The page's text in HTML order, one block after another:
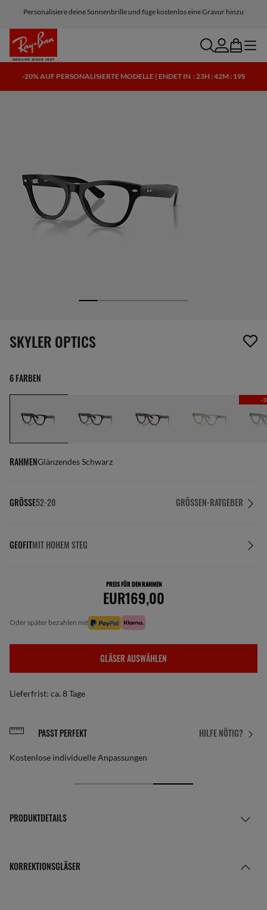
Personalisiere deine Sonnenbrille und füge kostenlos eine Gravur hinzu
searchaccount
bag menu
-20% AUF PERSONALISIERTE MODELLE | ENDET IN : 23H : 42M : 18S
1 Artikel wurde von deiner Wunschliste entfernt
SKYLER OPTICS
6 FARBEN
-
RAHMENGlänzendes Schwarz
GRÖSSE52-20 GRÖSSEN-RATGEBER
GEOFITMIT HOHEM STEG
PREIS FÜR DEN RAHMEN
EUR169,00
oder später bezahlen mit
GLÄSER AUSWÄHLEN
Lieferfrist: ca. 8 Tage
HILFE NÖTIG?
PASST PERFEKT
Kostenlose individuelle Anpassungen
PRODUKTDETAILS
KORREKTIONSGLÄSER